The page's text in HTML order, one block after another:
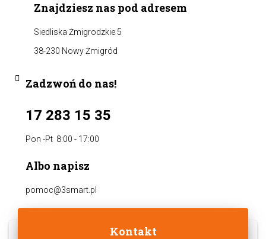
Znajdziesz nas pod adresem
Siedliska Żmigrodzkie 5
38-230 Nowy Żmigród
Zadzwoń do nas!
17 283 15 35
Pon -Pt 8:00 - 17:00
Albo napisz
pomoc@3smart.pl
Kontakt